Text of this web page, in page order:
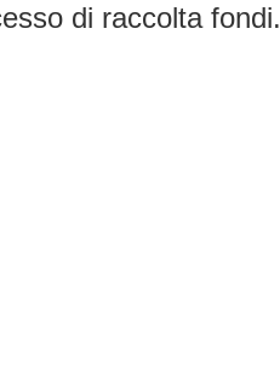
di raccolta fondi.